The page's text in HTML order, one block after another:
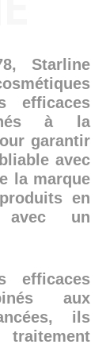
Starline
efficaces
à la
garantir
avec
la marque
en
avec un
efficaces
aux
ils